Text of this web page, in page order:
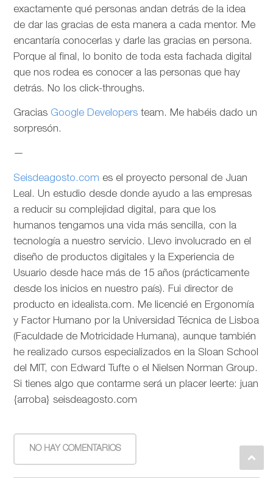
exactamente qué personas andan detrás de la idea
de dar las gracias de esta manera a cada mentor. Me
encantaría conocerlas y darle las gracias en persona.
Porque al final, lo bonito de toda esta fachada digital
que nos rodea es conocer a las personas que hay
detrás. No los click-throughs.
Gracias Google Developers team. Me habéis dado un
sorpresón.
—
Seisdeagosto.com es el proyecto personal de Juan
Leal. Un estudio desde donde ayudo a las empresas
a reducir su complejidad digital, para que los
humanos tengamos una vida más sencilla, con la
tecnología a nuestro servicio. Llevo involucrado en el
diseño de productos digitales y la Experiencia de
Usuario desde hace más de 15 años (prácticamente
desde los inicios en nuestro país). Fui director de
producto en idealista.com. Me licencié en Ergonomía
y Factor Humano por la Universidad Técnica de Lisboa
(Faculdade de Motricidade Humana), aunque también
he realizado cursos especializados en la Sloan School
del MIT, con Edward Tufte o el Nielsen Norman Group.
Si tienes algo que contarme será un placer leerte: juan
{arroba} seisdeagosto.com
NO HAY COMENTARIOS